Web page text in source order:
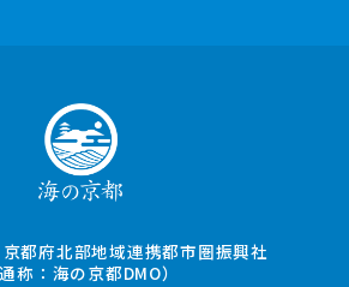
都府北部地域連携都市圏振興社
通称：海の京都DMO）